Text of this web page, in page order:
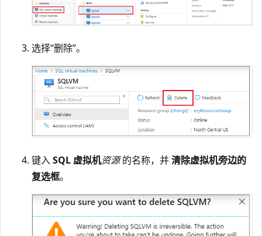
选择“删除”。
键入SQL 虚拟机资源的名称，并清除虚拟机旁边的
复选框。